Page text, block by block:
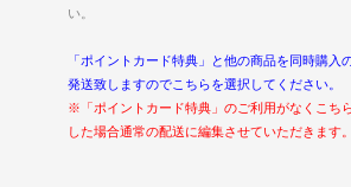
い。
「ポイントカード特典」と他の商品を同時購入
発送致しますのでこちらを選択してください。
※「ポイントカード特典」のご利用がなくこち
した場合通常の配送に編集させていただきます。